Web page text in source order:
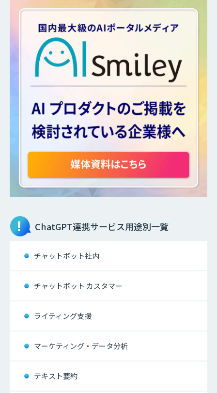
ChatGPT連携サービス用途別一覧
チャットボット社内
チャットボット カスタマー
ライティング支援
マーケティング・データ分析
テキスト要約